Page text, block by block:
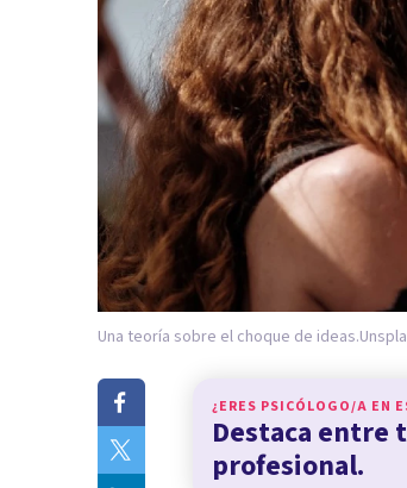
Una teoría sobre el choque de ideas.
¿ERES PSICÓLOGO/A EN
Destaca entre
profesional.